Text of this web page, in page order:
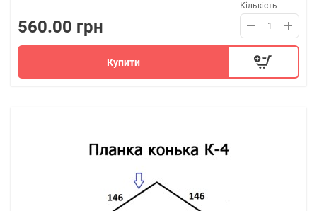
560.00 грн
Кількість
Купити